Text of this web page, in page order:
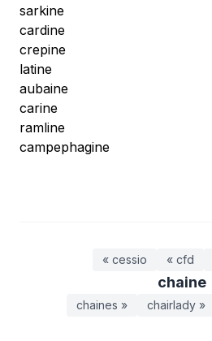
sarkine
cardine
crepine
latine
aubaine
carine
ramline
campephagine
« cessio « cfd
chaine
chaines » chairlady »